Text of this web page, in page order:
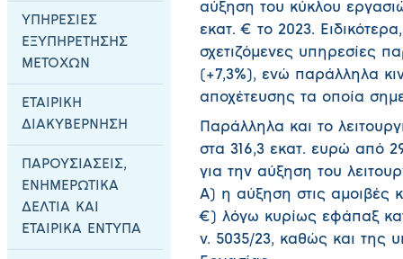
ΥΠΗΡΕΣΙΕΣ
ΕΞΥΠΗΡΕΤΗΣΗΣ
ΜΕΤΟΧΩΝ
ΕΤΑΙΡΙΚΗ
ΔΙΑΚΥΒΕΡΝΗΣΗ
ΠΑΡΟΥΣΙΑΣΕΙΣ,
ΕΝΗΜΕΡΩΤΙΚΑ
ΔΕΛΤΙΑ ΚΑΙ
ΕΤΑΙΡΙΚΑ ΕΝΤΥΠΑ
αύξηση του κύκλου
εκατ. € το 2023.
σχετιζόμενες υπηρεσίες
(+7,3%), ενώ παράλληλα
αποχέτευσης τα οποία
Παράλληλα και το
στα 316,3 εκατ. ευρώ από
για την αύξηση του
Α) η αύξηση στις αμοιβές
€) λόγω κυρίως εφάπαξ
ν. 5035/23, καθώς και της